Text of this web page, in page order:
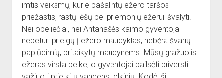
imtis veiksmų, kurie pašalintų ežero taršos
priežastis, rastų lėšų bei priemonių ežerui išvalyti.
Nei obeliečiai, nei Antanašės kaimo gyventojai
nebeturi prieigų į ežero maudyklas, nebėra švarių
paplūdimių, pritaikytų maudynėms. Mūsų gražuolis
ežeras virsta pelke, o gyventojai pailsėti priversti